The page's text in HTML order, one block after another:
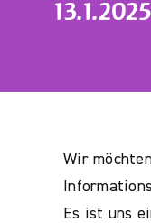
Wir
Es ist uns